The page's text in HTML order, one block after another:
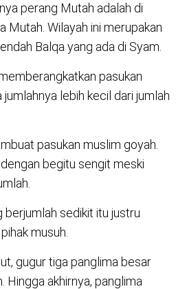
perang Mutah adalah di
Mutah. Wilayah ini merupakan
Balqa yang ada di Syam.
pasukan
lebih kecil dari jumlah
pasukan muslim goyah.
begitu sengit meski
berjumlah sedikit itu justru
musuh.
gugur tiga panglima besar
Hingga akhirnya, panglima